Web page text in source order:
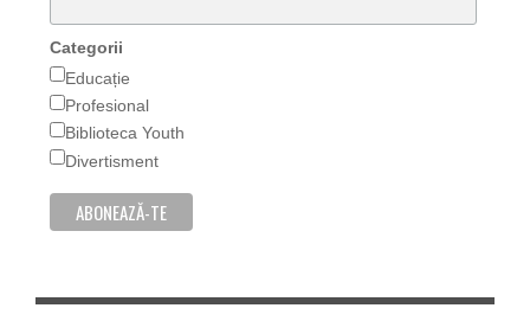
Categorii
Educație
Profesional
Biblioteca Youth
Divertisment